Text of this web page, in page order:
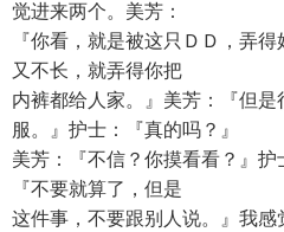
觉进来两个。美芳：
『你看，就是被这只ＤＤ，弄
又不长，就弄得你把
内裤都给人家。』美芳：『但
服。』护士：『真的吗？』
美芳：『不信？你摸看看？』护
『不要就算了，但是
这件事，不要跟别人说。』我感